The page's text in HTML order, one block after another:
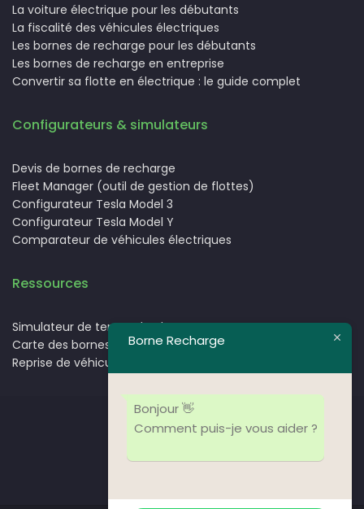
La voiture électrique pour les débutants
La fiscalité des véhicules électriques
Les bornes de recharge pour les débutants
Les bornes de recharge en entreprise
Convertir sa flotte en électrique : le guide complet
Configurateurs & simulateurs
Devis de bornes de recharge
Fleet Manager (outil de gestion de flottes)
Configurateur Tesla Model 3
Configurateur Tesla Model Y
Comparateur de véhicules électriques
Ressources
Simulateur de temps de charge.
Carte des bornes de recharge pour voitures électriques
Reprise de véhicules électriques
Nos partenaires
Nos clients
Borne Recharge
Bonjour 👋
Comment puis-je vous aider ?